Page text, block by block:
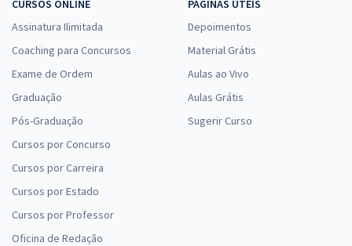
CURSOS ONLINE
Assinatura Ilimitada
Coaching para Concursos
Exame de Ordem
Graduação
Pós-Graduação
Cursos por Concurso
Cursos por Carreira
Cursos por Estado
Cursos por Professor
Oficina de Redação
PÁGINAS ÚTEIS
Depoimentos
Material Grátis
Aulas ao Vivo
Aulas Grátis
Sugerir Curso